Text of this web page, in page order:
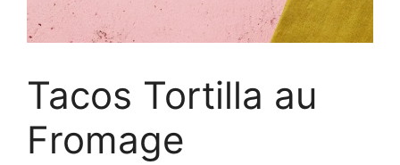
Tacos Tortilla au
Fromage